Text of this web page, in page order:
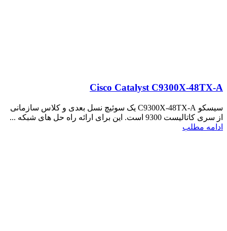
Cisco Catalyst C9300X-48TX-A
سیسکو C9300X-48TX-A یک سوئیچ نسل بعدی و کلاس سازمانی
از سری کاتالیست 9300 است. این برای ارائه راه حل های شبکه ...
ادامه مطلب